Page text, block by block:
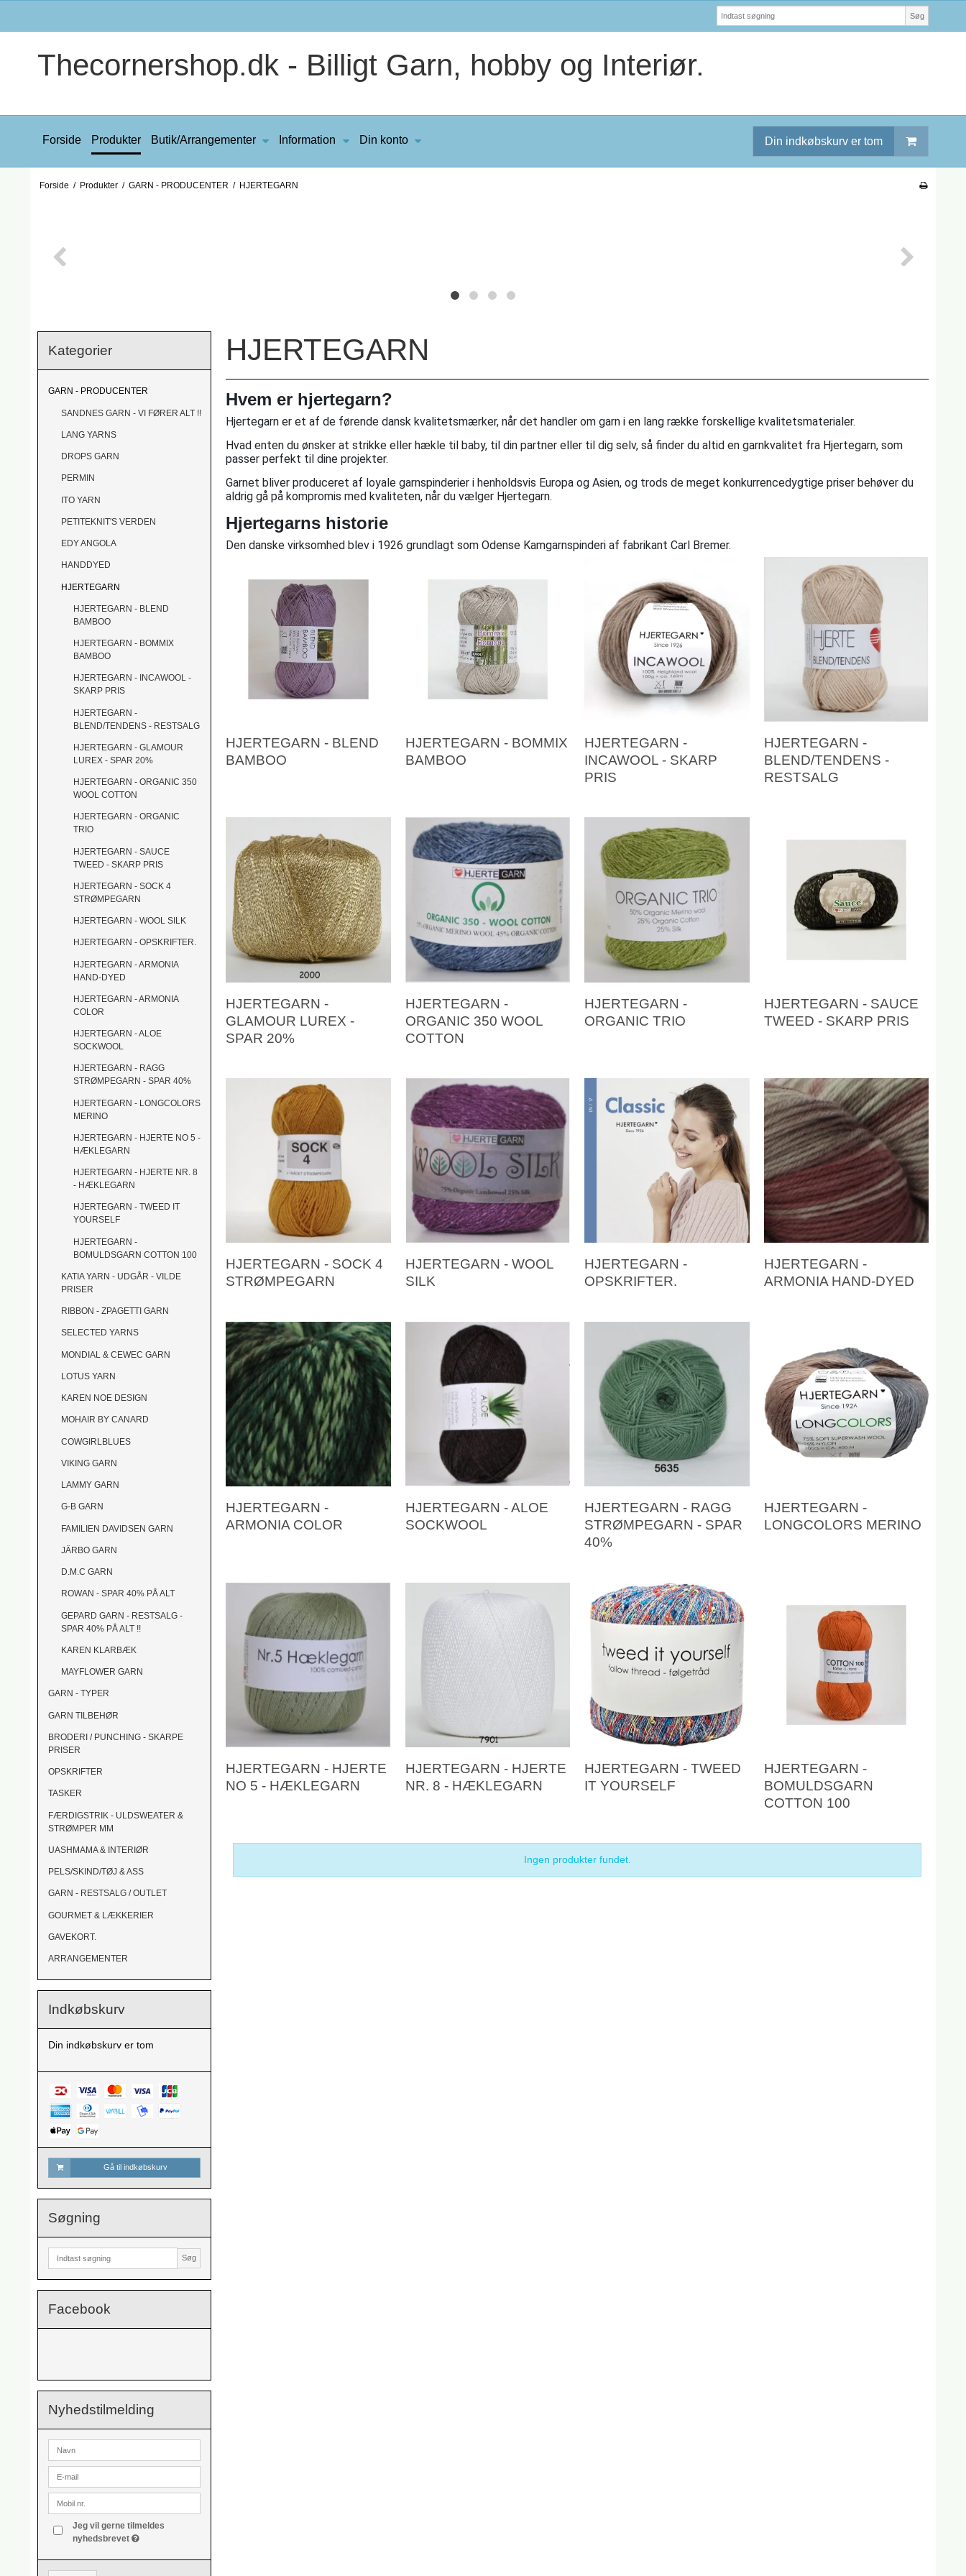
Søg
Thecornershop.dk - Billigt Garn, hobby og Interiør.
Forside Produkter Butik/Arrangementer Information Din konto Din indkøbskurv er tom
Forside / Produkter / GARN - PRODUCENTER / HJERTEGARN
Kategorier
GARN - PRODUCENTER
SANDNES GARN - VI FØRER ALT !!
LANG YARNS
DROPS GARN
PERMIN
ITO YARN
PETITEKNIT'S VERDEN
EDY ANGOLA
HANDDYED
HJERTEGARN
HJERTEGARN - BLEND
BAMBOO
HJERTEGARN - BOMMIX
BAMBOO
HJERTEGARN - INCAWOOL -
SKARP PRIS
HJERTEGARN -
BLEND/TENDENS - RESTSALG
HJERTEGARN - GLAMOUR
LUREX - SPAR 20%
HJERTEGARN - ORGANIC 350
WOOL COTTON
HJERTEGARN - ORGANIC
TRIO
HJERTEGARN - SAUCE
TWEED - SKARP PRIS
HJERTEGARN - SOCK 4
STRØMPEGARN
HJERTEGARN - WOOL SILK
HJERTEGARN - OPSKRIFTER.
HJERTEGARN - ARMONIA
HAND-DYED
HJERTEGARN - ARMONIA
COLOR
HJERTEGARN - ALOE
SOCKWOOL
HJERTEGARN - RAGG
STRØMPEGARN - SPAR 40%
HJERTEGARN - LONGCOLORS
MERINO
HJERTEGARN - HJERTE NO 5 -
HÆKLEGARN
HJERTEGARN - HJERTE NR. 8
- HÆKLEGARN
HJERTEGARN - TWEED IT
YOURSELF
HJERTEGARN -
BOMULDSGARN COTTON 100
KATIA YARN - UDGÅR - VILDE
PRISER
RIBBON - ZPAGETTI GARN
SELECTED YARNS
MONDIAL & CEWEC GARN
LOTUS YARN
KAREN NOE DESIGN
MOHAIR BY CANARD
COWGIRLBLUES
VIKING GARN
LAMMY GARN
G-B GARN
FAMILIEN DAVIDSEN GARN
JÄRBO GARN
D.M.C GARN
ROWAN - SPAR 40% PÅ ALT
GEPARD GARN - RESTSALG -
SPAR 40% PÅ ALT !!
KAREN KLARBÆK
MAYFLOWER GARN
GARN - TYPER
GARN TILBEHØR
BRODERI / PUNCHING - SKARPE
PRISER
OPSKRIFTER
TASKER
FÆRDIGSTRIK - ULDSWEATER &
STRØMPER MM
UASHMAMA & INTERIØR
PELS/SKIND/TØJ & ASS
GARN - RESTSALG / OUTLET
GOURMET & LÆKKERIER
GAVEKORT.
ARRANGEMENTER
Indkøbskurv
Din indkøbskurv er tom
Gå til indkøbskurv
Søgning
Søg
Facebook
Nyhedstilmelding
Jeg vil gerne tilmeldes
nyhedsbrevet
HJERTEGARN
Hvem er hjertegarn?
Hjertegarn er et af de førende dansk kvalitetsmærker, når det handler om garn i en lang række forskellige kvalitetsmaterialer.
Hvad enten du ønsker at strikke eller hækle til baby, til din partner eller til dig selv, så finder du altid en garnkvalitet fra Hjertegarn, som
passer perfekt til dine projekter.
Garnet bliver produceret af loyale garnspinderier i henholdsvis Europa og Asien, og trods de meget konkurrencedygtige priser behøver du
aldrig gå på kompromis med kvaliteten, når du vælger Hjertegarn.
Hjertegarns historie
Den danske virksomhed blev i 1926 grundlagt som Odense Kamgarnspinderi af fabrikant Carl Bremer.
HJERTEGARN - BLEND
BAMBOO
HJERTEGARN - BOMMIX
BAMBOO
HJERTEGARN -
INCAWOOL - SKARP
PRIS
HJERTEGARN -
BLEND/TENDENS -
RESTSALG
HJERTEGARN -
GLAMOUR LUREX -
SPAR 20%
HJERTEGARN -
ORGANIC 350 WOOL
COTTON
HJERTEGARN -
ORGANIC TRIO
HJERTEGARN - SAUCE
TWEED - SKARP PRIS
HJERTEGARN - SOCK 4
STRØMPEGARN
HJERTEGARN - WOOL
SILK
HJERTEGARN -
OPSKRIFTER.
HJERTEGARN -
ARMONIA HAND-DYED
HJERTEGARN -
ARMONIA COLOR
HJERTEGARN - ALOE
SOCKWOOL
HJERTEGARN - RAGG
STRØMPEGARN - SPAR
40%
HJERTEGARN -
LONGCOLORS MERINO
HJERTEGARN - HJERTE
NO 5 - HÆKLEGARN
HJERTEGARN - HJERTE
NR. 8 - HÆKLEGARN
HJERTEGARN - TWEED
IT YOURSELF
HJERTEGARN -
BOMULDSGARN
COTTON 100
Ingen produkter fundet.